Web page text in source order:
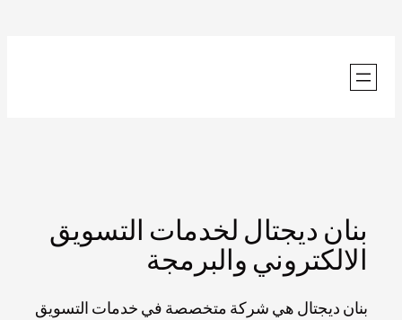
المحتوى
بنان ديجتال لخدمات التسويق
الالكتروني والبرمجة
بنان ديجتال هي شركة متخصصة في خدمات التسويق